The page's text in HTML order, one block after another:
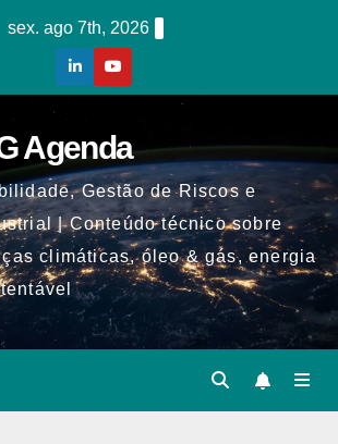
sex. ago 7th, 2026
Agenda
Gestão de Riscos e
| Conteúdo técnico sobre
climáticas, óleo & gás, energia